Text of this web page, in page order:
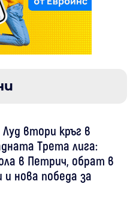
втори кръг в
Трета лига:
в Петрич, обрат в
нова победа за